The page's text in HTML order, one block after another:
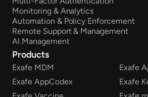
Monitoring & Analytics
Automation & Policy Enforcement
Remote Support & Management
AI Management
Products
Exafe MDM
Exafe
Exafe AppCodex
Exafe